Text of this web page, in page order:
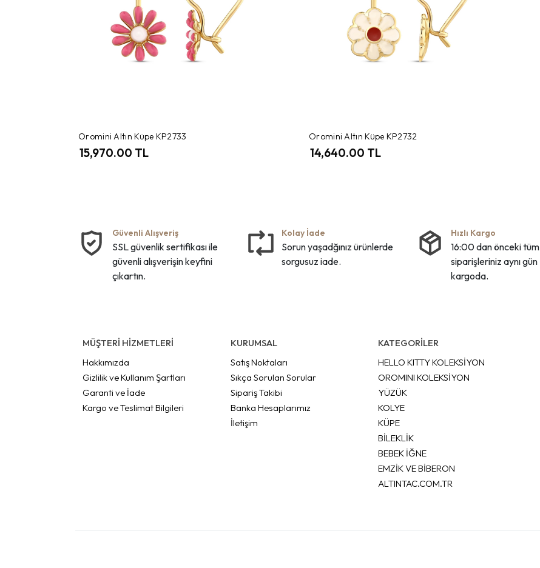
Oromini Altın Küpe KP2733
15,970.00 TL
Oromini Altın Küpe KP2732
14,640.00 TL
Güvenli Alışveriş
SSL güvenlik sertifikası ile
güvenli alışverişin keyfini
çıkartın.
Kolay İade
Sorun yaşadğınız ürünlerde
sorgusuz iade.
Hızlı Kargo
16:00 dan önceki tüm
siparişleriniz aynı gün
kargoda.
MÜŞTERİ HİZMETLERİ
Hakkımızda
Gizlilik ve Kullanım Şartları
Garanti ve İade
Kargo ve Teslimat Bilgileri
KURUMSAL
Satış Noktaları
Sıkça Sorulan Sorular
Sipariş Takibi
Banka Hesaplarımız
İletişim
KATEGORİLER
HELLO KITTY KOLEKSİYON
OROMINI KOLEKSİYON
YÜZÜK
KOLYE
KÜPE
BİLEKLİK
BEBEK İĞNE
EMZİK VE BİBERON
ALTINTAC.COM.TR